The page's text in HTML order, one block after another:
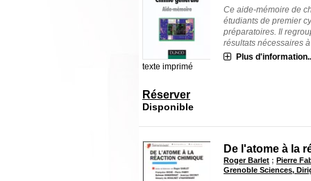
texte imprimé
Ce aide-mémoire de
étudiants de premier
préparatoires. Il
résultats nécessaires
Plus
Réserver
Disponible
De l'atome à la
Roger Barlet ;Pierre
Grenoble Sciences,